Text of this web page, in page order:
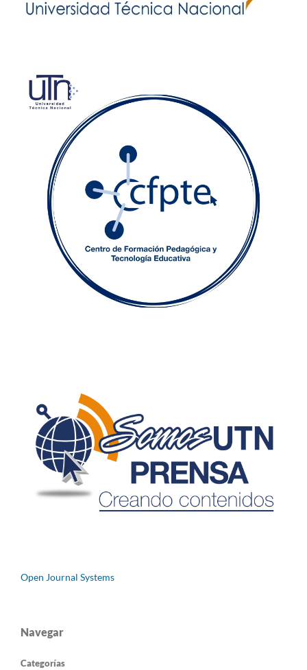
Open Journal Systems
Navegar
Categorías